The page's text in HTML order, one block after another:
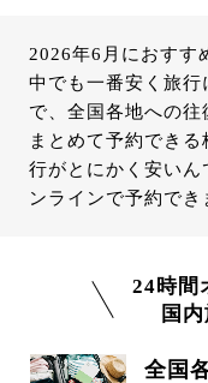
2026年6月におすす
中でも一番安く旅行
で、全国各地への
まとめて予約でき
行がとにかく安いん
ンラインで予約でき
24時間
国
全国